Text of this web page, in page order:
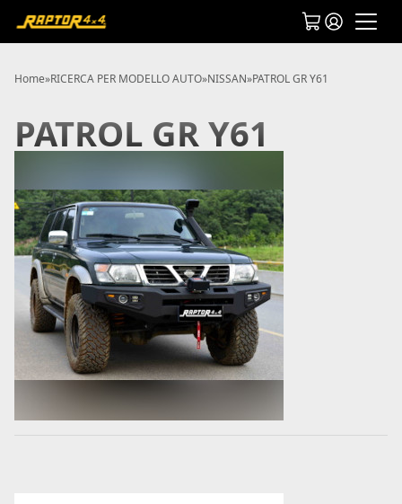
Home»RICERCA PER MODELLO AUTO»NISSAN»PATROL GR Y61
PATROL GR Y61